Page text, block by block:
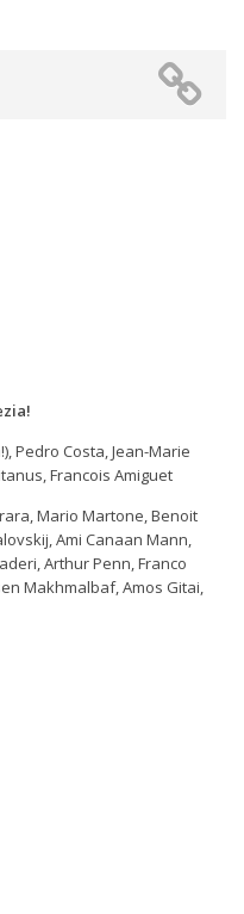
Pedro Costa, Jean-Marie
Francois Amiguet
Mario Martone, Benoit
Ami Canaan Mann,
Arthur Penn, Franco
Makhmalbaf, Amos Gitai,